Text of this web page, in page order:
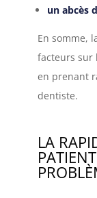
un abcès
En somme,
facteurs sur
en prenant
dentiste.
LA